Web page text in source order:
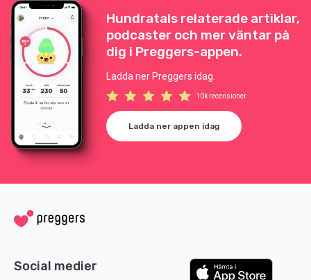
Hundratals relaterade artiklar,
podcaster och mer väntar på
dig i Preggers-appen.
Ladda ner Preggers idag.
10k recensioner
Ladda ner appen idag
Social medier